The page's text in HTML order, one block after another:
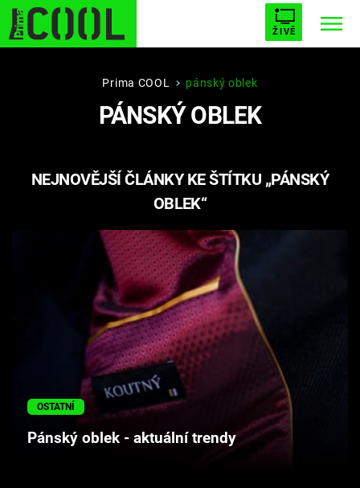
ŽIVĚ
STARHOUSE BUFFY, PŘEMOŽITELKA UPÍRŮ
PLNEJ KOTEL AVENGERS 5
Cool Esport
Pořady
Prima COOL pánský oblek
PÁNSKÝ OBLEK
NEJNOVĚJŠÍ ČLÁNKY KE ŠTÍTKU „PÁNSKÝ
OBLEK“
OSTATNÍ
Pánský oblek - aktuální trendy